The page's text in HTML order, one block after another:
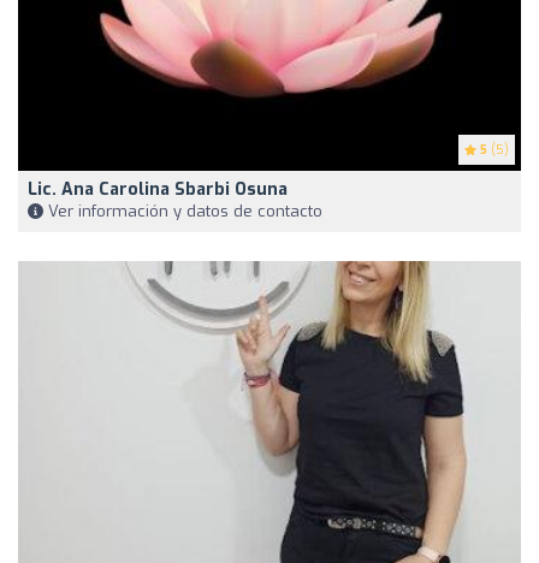
5 (5)
Lic. Ana Carolina Sbarbi Osuna
Ver información y datos de contacto